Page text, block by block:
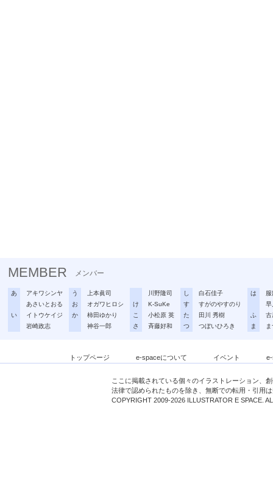
MEMBER メンバー
あ
アキワシンヤ
あさいとおる
い
イトウケイジ
岩崎政志
う
上本眞司
お
オガワヒロシ
か
柿田ゆかり
神谷一郎
川野隆司
け
K-SuKe
こ
小松原 英
さ
斉藤好和
し
白石佳子
す
すがのやすのり
た
田川 秀樹
つ
つぼいひろき
は
早
ふ
古
ま
トップページ e-spaceについて イベント
ここに掲載されている個々のイラストレーション、
法律で認められたものを除き、無断での転用・引用
COPYRIGHT 2009-2026 ILLUSTRATOR E SPACE.